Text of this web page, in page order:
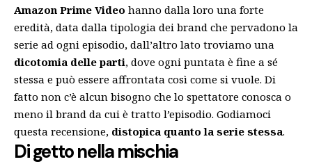
Amazon Prime Video hanno dalla loro una forte
eredità, data dalla tipologia dei brand che pervadono la
serie ad ogni episodio, dall’altro lato troviamo una
dicotomia delle parti, dove ogni puntata è fine a sé
stessa e può essere affrontata così come si vuole. Di
fatto non c’è alcun bisogno che lo spettatore conosca o
meno il brand da cui è tratto l’episodio. Godiamoci
questa recensione, distopica quanto la serie stessa.
Di getto nella mischia